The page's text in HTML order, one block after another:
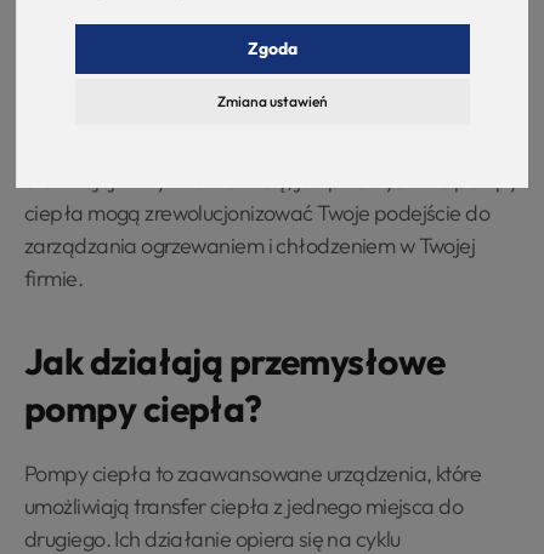
Zgoda
Zmiana ustawień
tylko zapewnia efektywne ogrzewanie i chłodzenie, ale
również znacząco obniża emisję CO2. W naszym
artykule odkryjesz, dlaczego warto zainwestować w tę
ciepła mogą zrewolucjonizować Twoje podejście do
zarządzania ogrzewaniem i chłodzeniem w Twojej
firmie.
Jak działają przemysłowe
pompy ciepła?
Pompy ciepła to zaawansowane urządzenia, które
umożliwiają transfer ciepła z jednego miejsca do
drugiego. Ich działanie opiera się na cyklu